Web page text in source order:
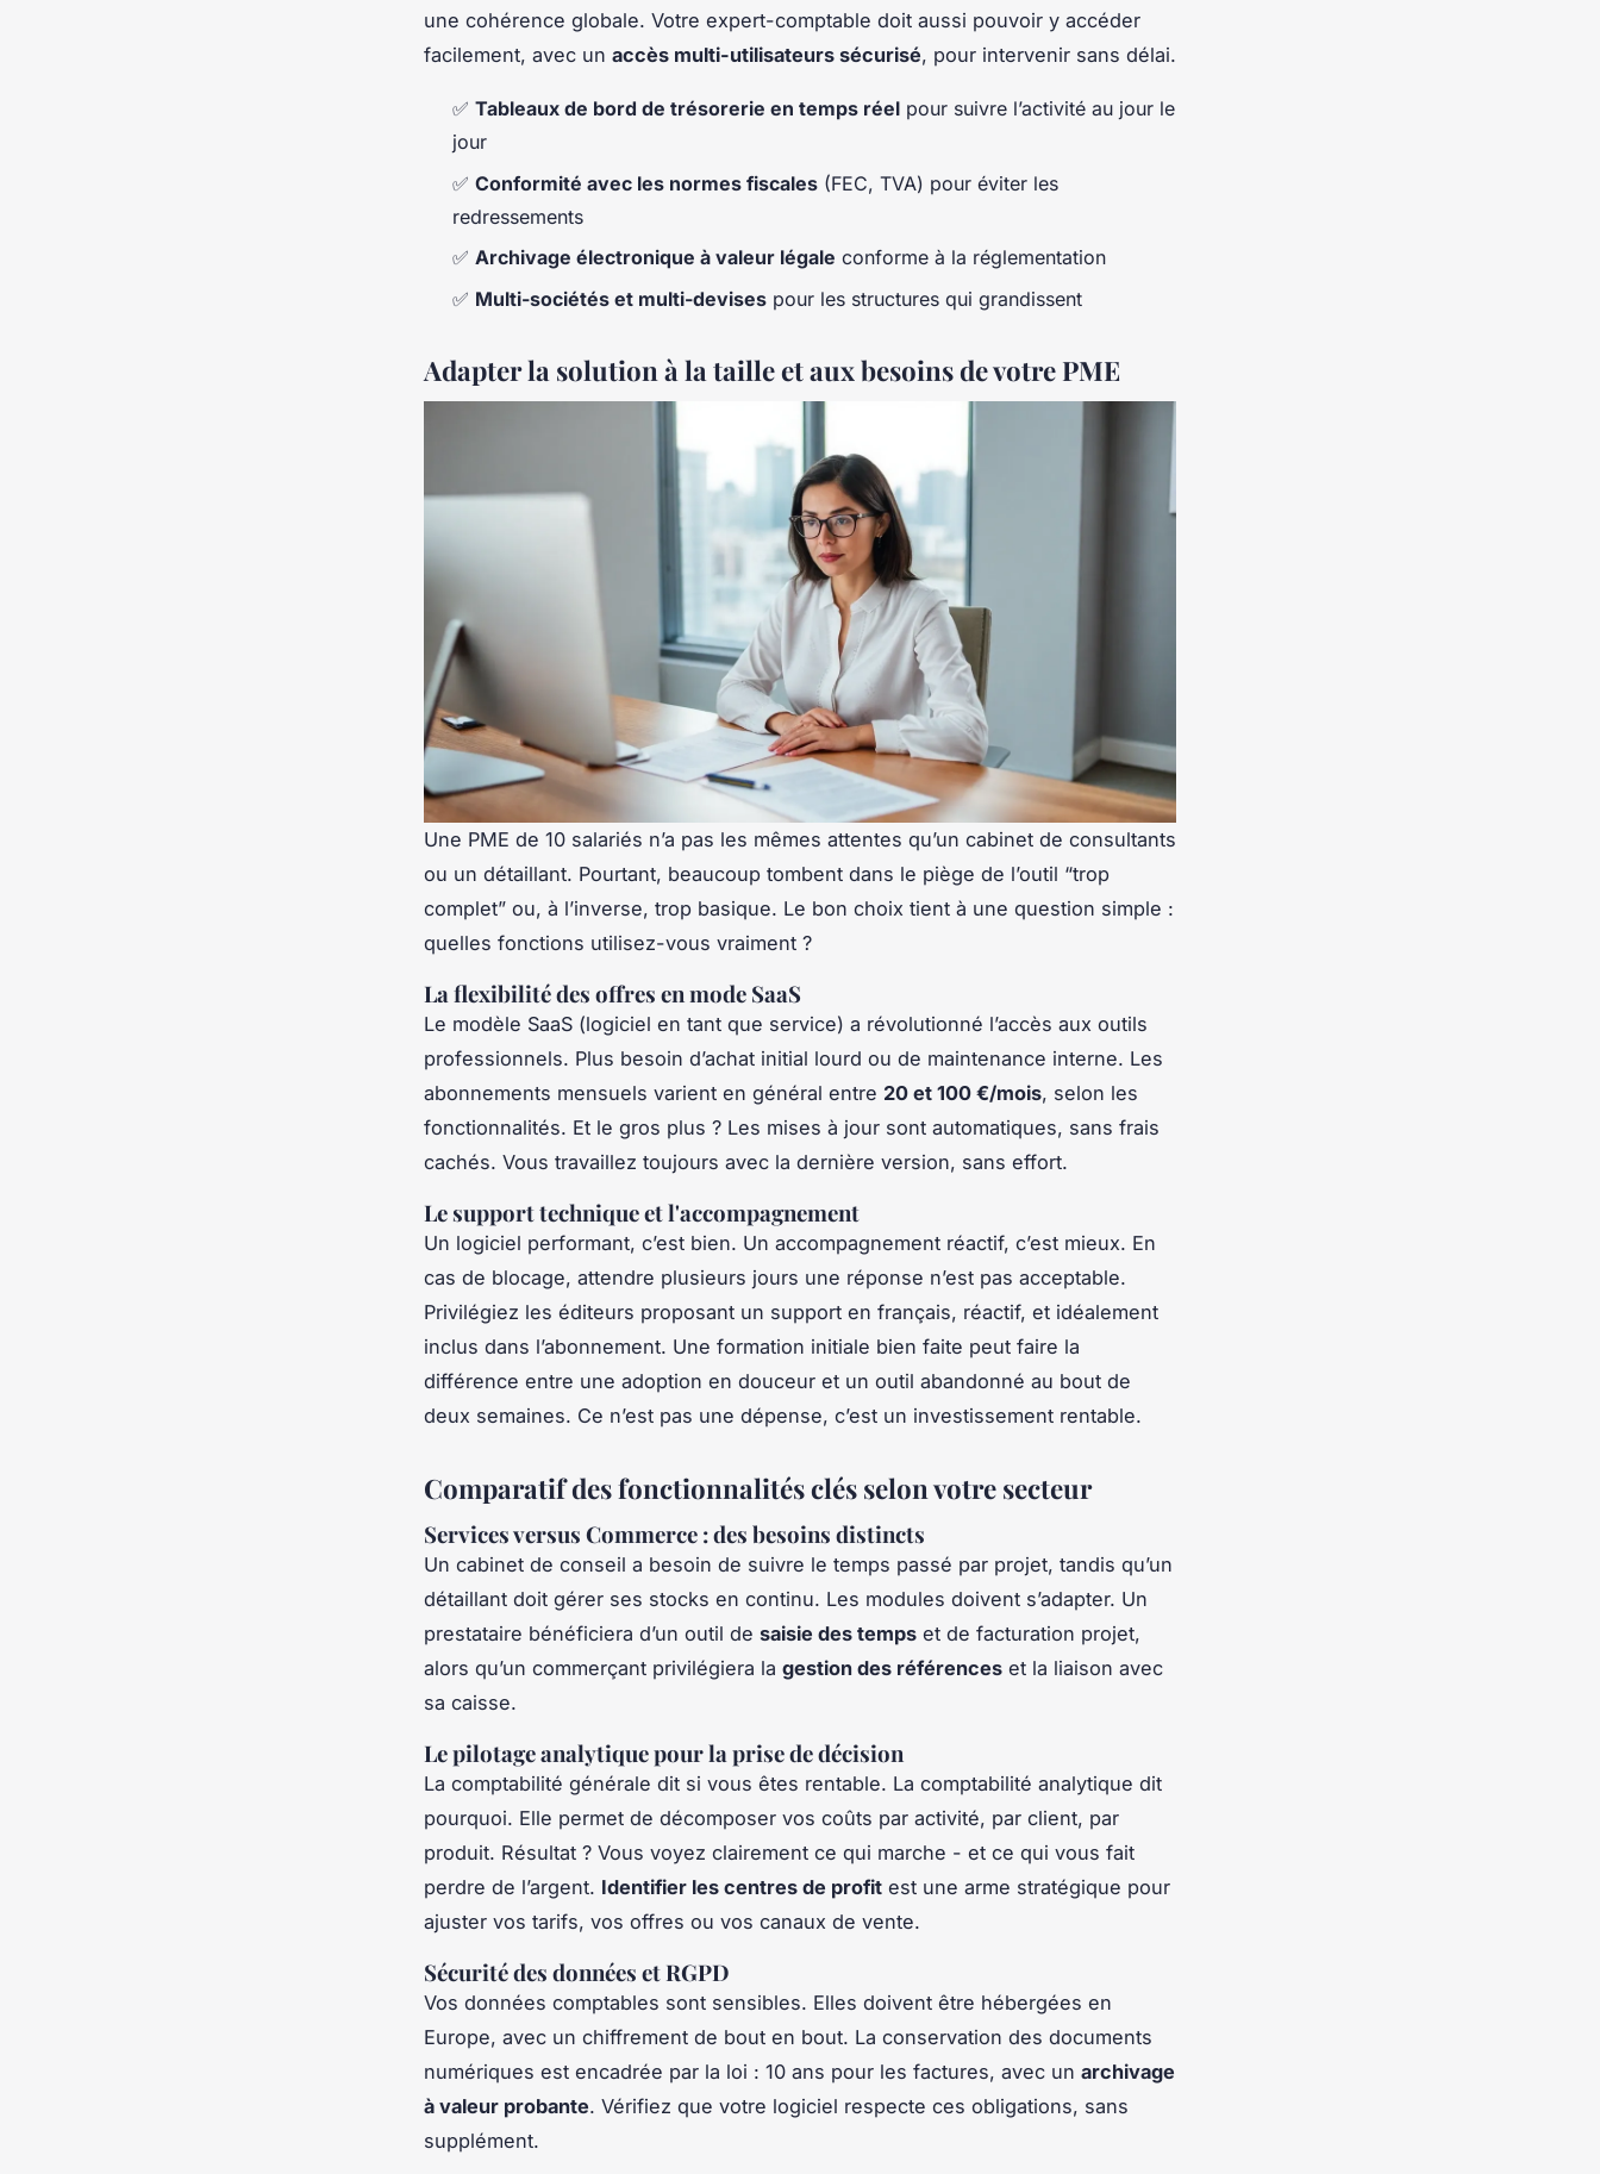
une cohérence globale. Votre expert-comptable doit aussi pouvoir y accéder
facilement, avec un accès multi-utilisateurs sécurisé, pour intervenir sans délai.
✅ Tableaux de bord de trésorerie en temps réel pour suivre l’activité au jour le
jour
✅ Conformité avec les normes fiscales (FEC, TVA) pour éviter les
redressements
✅ Archivage électronique à valeur légale conforme à la réglementation
✅ Multi-sociétés et multi-devises pour les structures qui grandissent
Adapter la solution à la taille et aux besoins de votre PME
Une PME de 10 salariés n’a pas les mêmes attentes qu’un cabinet de consultants
ou un détaillant. Pourtant, beaucoup tombent dans le piège de l’outil “trop
complet” ou, à l’inverse, trop basique. Le bon choix tient à une question simple :
quelles fonctions utilisez-vous vraiment ?
La flexibilité des offres en mode SaaS
Le modèle SaaS (logiciel en tant que service) a révolutionné l’accès aux outils
professionnels. Plus besoin d’achat initial lourd ou de maintenance interne. Les
abonnements mensuels varient en général entre 20 et 100 €/mois, selon les
fonctionnalités. Et le gros plus ? Les mises à jour sont automatiques, sans frais
cachés. Vous travaillez toujours avec la dernière version, sans effort.
Le support technique et l'accompagnement
Un logiciel performant, c’est bien. Un accompagnement réactif, c’est mieux. En
cas de blocage, attendre plusieurs jours une réponse n’est pas acceptable.
Privilégiez les éditeurs proposant un support en français, réactif, et idéalement
inclus dans l’abonnement. Une formation initiale bien faite peut faire la
différence entre une adoption en douceur et un outil abandonné au bout de
deux semaines. Ce n’est pas une dépense, c’est un investissement rentable.
Comparatif des fonctionnalités clés selon votre secteur
Services versus Commerce : des besoins distincts
Un cabinet de conseil a besoin de suivre le temps passé par projet, tandis qu’un
détaillant doit gérer ses stocks en continu. Les modules doivent s’adapter. Un
prestataire bénéficiera d’un outil de saisie des temps et de facturation projet,
alors qu’un commerçant privilégiera la gestion des références et la liaison avec
sa caisse.
Le pilotage analytique pour la prise de décision
La comptabilité générale dit si vous êtes rentable. La comptabilité analytique dit
pourquoi. Elle permet de décomposer vos coûts par activité, par client, par
produit. Résultat ? Vous voyez clairement ce qui marche - et ce qui vous fait
perdre de l’argent. Identifier les centres de profit est une arme stratégique pour
ajuster vos tarifs, vos offres ou vos canaux de vente.
Sécurité des données et RGPD
Vos données comptables sont sensibles. Elles doivent être hébergées en
Europe, avec un chiffrement de bout en bout. La conservation des documents
numériques est encadrée par la loi : 10 ans pour les factures, avec un archivage
à valeur probante. Vérifiez que votre logiciel respecte ces obligations, sans
supplément.